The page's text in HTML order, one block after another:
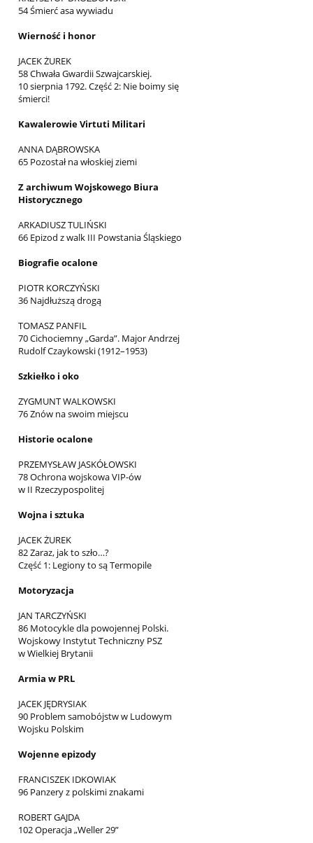
54 Śmierć asa wywiadu
Wierność i honor
JACEK ŻUREK
58 Chwała Gwardii Szwajcarskiej.
10 sierpnia 1792. Część 2: Nie boimy się
śmierci!
Kawalerowie Virtuti Militari
ANNA DĄBROWSKA
65 Pozostał na włoskiej ziemi
Z archiwum Wojskowego Biura
Historycznego
ARKADIUSZ TULIŃSKI
66 Epizod z walk III Powstania Śląskiego
Biografie ocalone
PIOTR KORCZYŃSKI
36 Najdłuższą drogą
TOMASZ PANFIL
70 Cichociemny „Garda”. Major Andrzej
Rudolf Czaykowski (1912–1953)
Szkiełko i oko
ZYGMUNT WALKOWSKI
76 Znów na swoim miejscu
Historie ocalone
PRZEMYSŁAW JASKÓŁOWSKI
78 Ochrona wojskowa VIP-ów
w II Rzeczypospolitej
Wojna i sztuka
JACEK ŻUREK
82 Zaraz, jak to szło…?
Część 1: Legiony to są Termopile
Motoryzacja
JAN TARCZYŃSKI
86 Motocykle dla powojennej Polski.
Wojskowy Instytut Techniczny PSZ
w Wielkiej Brytanii
Armia w PRL
JACEK JĘDRYSIAK
90 Problem samobójstw w Ludowym
Wojsku Polskim
Wojenne epizody
FRANCISZEK IDKOWIAK
96 Panzery z polskimi znakami
ROBERT GAJDA
102 Operacja „Weller 29”